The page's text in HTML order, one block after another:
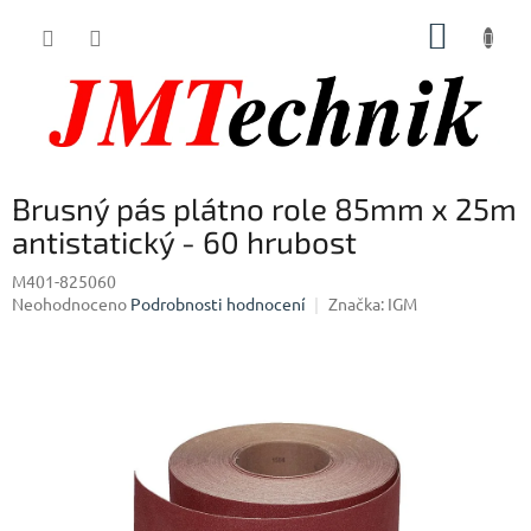
Brusný pás plátno role 85mm x 25m
antistatický - 60 hrubost
M401-825060
Průměrné
Neohodnoceno Podrobnosti hodnocení Značka: IGM